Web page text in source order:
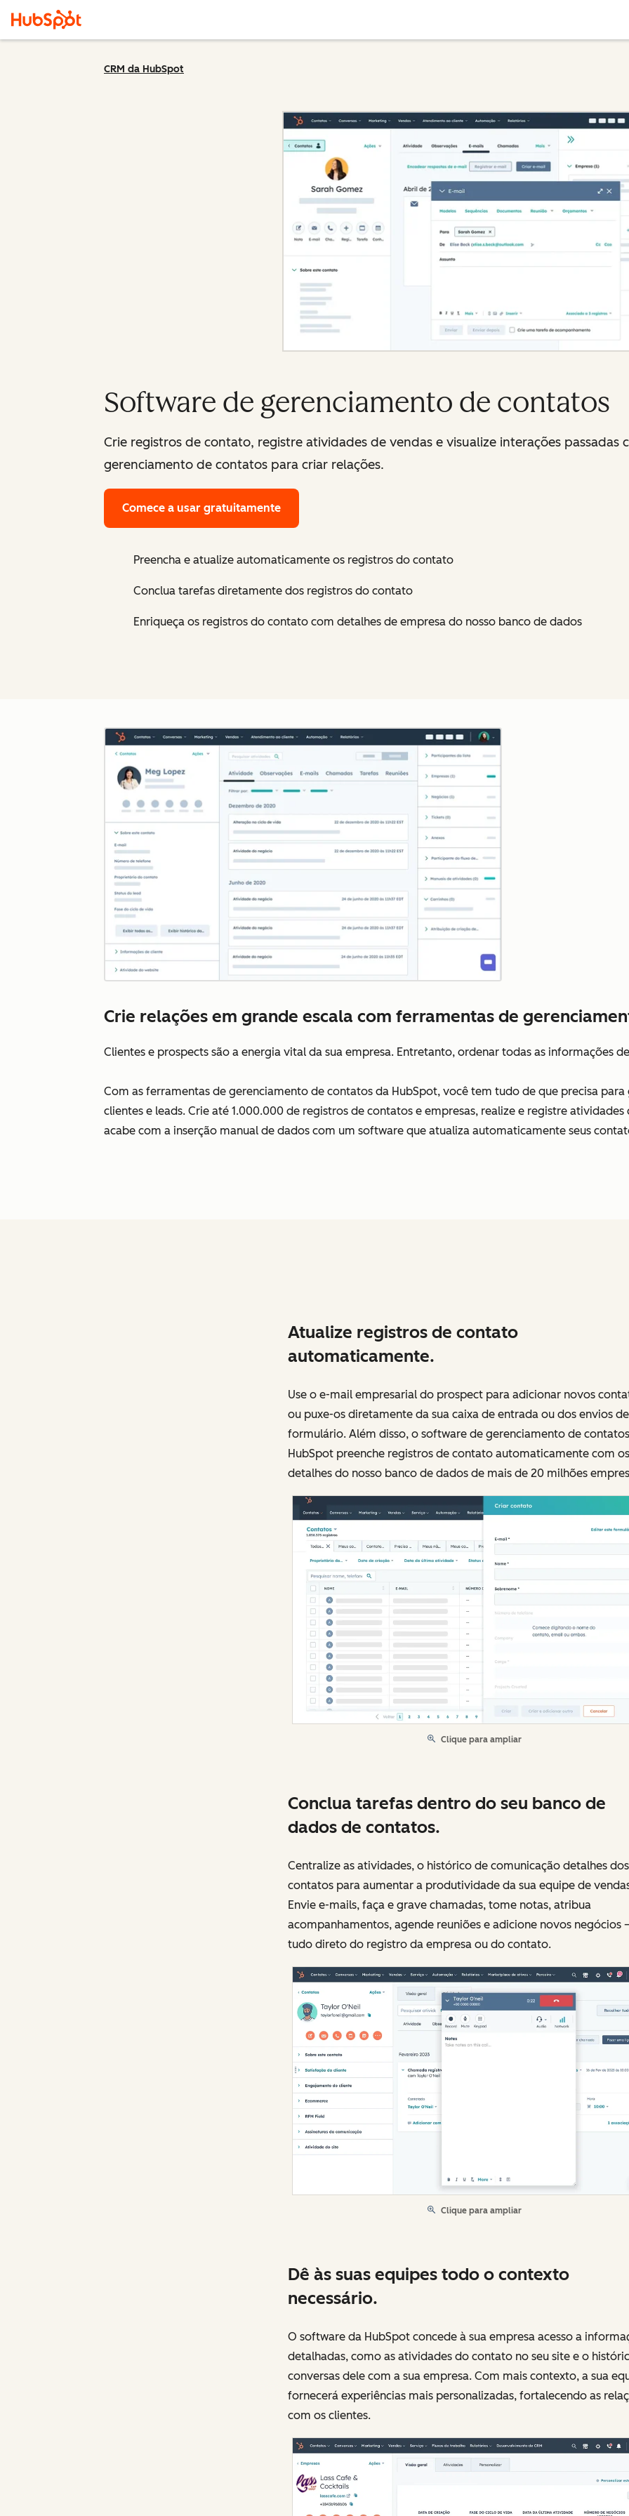
CRM da HubSpot
Software de gerenciamento de contatos
Crie registros de contato, registre atividades de vendas e visualize interações passadas
gerenciamento de contatos para criar relações.
Comece a usar gratuitamente
Preencha e atualize automaticamente os registros do contato
Conclua tarefas diretamente dos registros do contato
Enriqueça os registros do contato com detalhes de empresa do nosso banco de dados
Crie relações em grande escala com ferramentas de
Clientes e prospects são a energia vital da sua empresa. Entretanto, ordenar todas as informações
Com as ferramentas de gerenciamento de contatos da HubSpot, você tem tudo de que precisa
clientes e leads. Crie até 1.000.000 de registros de contatos e empresas, realize e registre
acabe com a inserção manual de dados com um software que atualiza automaticamente seus
Atualize registros de contato
automaticamente.
Use o e-mail empresarial do prospect para adicionar novos
ou puxe-os diretamente da sua caixa de entrada ou dos envios de
formulário. Além disso, o software de gerenciamento de
HubSpot preenche registros de contato automaticamente com os
detalhes do nosso banco de dados de mais de 20 milhões
Clique para ampliar
Conclua tarefas dentro do seu banco de
dados de contatos.
Centralize as atividades, o histórico de comunicação detalhes dos
contatos para aumentar a produtividade da sua equipe de
Envie e-mails, faça e grave chamadas, tome notas, atribua
acompanhamentos, agende reuniões e adicione novos negócios
tudo direto do registro da empresa ou do contato.
Clique para ampliar
Dê às suas equipes todo o contexto
necessário.
O software da HubSpot concede à sua empresa acesso a
detalhadas, como as atividades do contato no seu site e o
conversas dele com a sua empresa. Com mais contexto, a sua
fornecerá experiências mais personalizadas, fortalecendo as
com os clientes.